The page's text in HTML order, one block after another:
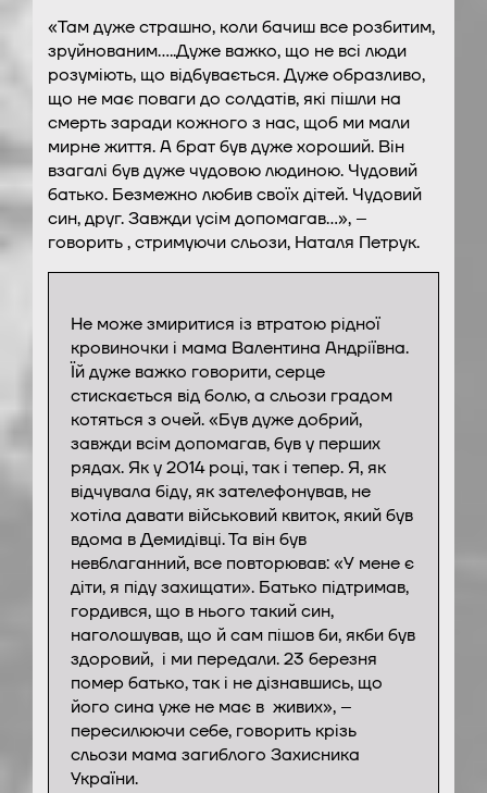
«Там дуже страшно, коли бачиш все розбитим,
зруйнованим…..Дуже важко, що не всі люди
розуміють, що відбувається. Дуже образливо,
що не має поваги до солдатів, які пішли на
смерть заради кожного з нас, щоб ми мали
мирне життя. А брат був дуже хороший. Він
взагалі був дуже чудовою людиною. Чудовий
батько. Безмежно любив своїх дітей. Чудовий
син, друг. Завжди усім допомагав…», –
говорить , стримуючи сльози, Наталя Петрук.
Не може змиритися із втратою рідної
кровиночки і мама Валентина Андріївна.
Їй дуже важко говорити, серце
стискається від болю, а сльози градом
котяться з очей. «Був дуже добрий,
завжди всім допомагав, був у перших
рядах. Як у 2014 році, так і тепер. Я, як
відчувала біду, як зателефонував, не
хотіла давати військовий квиток, який був
вдома в Демидівці. Та він був
невблаганний, все повторював: «У мене є
діти, я піду захищати». Батько підтримав,
гордився, що в нього такий син,
наголошував, що й сам пішов би, якби був
здоровий, і ми передали. 23 березня
помер батько, так і не дізнавшись, що
його сина уже не має в живих», –
пересилюючи себе, говорить крізь
сльози мама загиблого Захисника
України.